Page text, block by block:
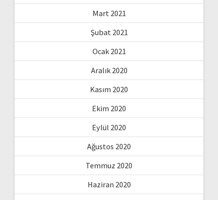
Mart 2021
Şubat 2021
Ocak 2021
Aralık 2020
Kasım 2020
Ekim 2020
Eylül 2020
Ağustos 2020
Temmuz 2020
Haziran 2020